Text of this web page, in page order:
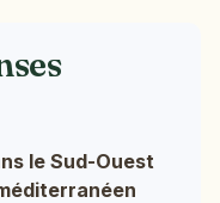
le Sud-Ouest